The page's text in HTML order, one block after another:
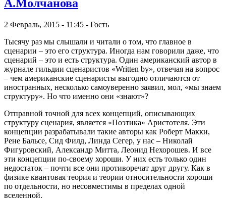
А.Молчанова
2 Февраль, 2015 - 11:45 - Гость
Тысячу раз мы слышали и читали о том, что главное в
сценарии – это его структура. Иногда нам говорили даже, что
сценарий – это и есть структура. Один американский автор в
журнале гильдии сценаристов «Written by», отвечая на вопрос
– чем американские сценаристы выгодно отличаются от
иностранных, несколько самоуверенно заявил, мол, «мы знаем
структуру». Но что именно они «знают»?
Отправной точной для всех концепций, описывающих
структуру сценария, является «Поэтика» Аристотеля. Эти
концепции разрабатывали такие авторы как Роберт Макки,
Рене Бальсе, Сид Филд, Линда Сегер, у нас – Николай
Фигуровский, Александр Митта, Леонид Нехорошев. И все
эти концепции по-своему хороши. У них есть только один
недостаток – почти все они противоречат друг другу. Как в
физике квантовая теория и теории относительности хороши
по отдельности, но несовместимы в пределах одной
вселенной.